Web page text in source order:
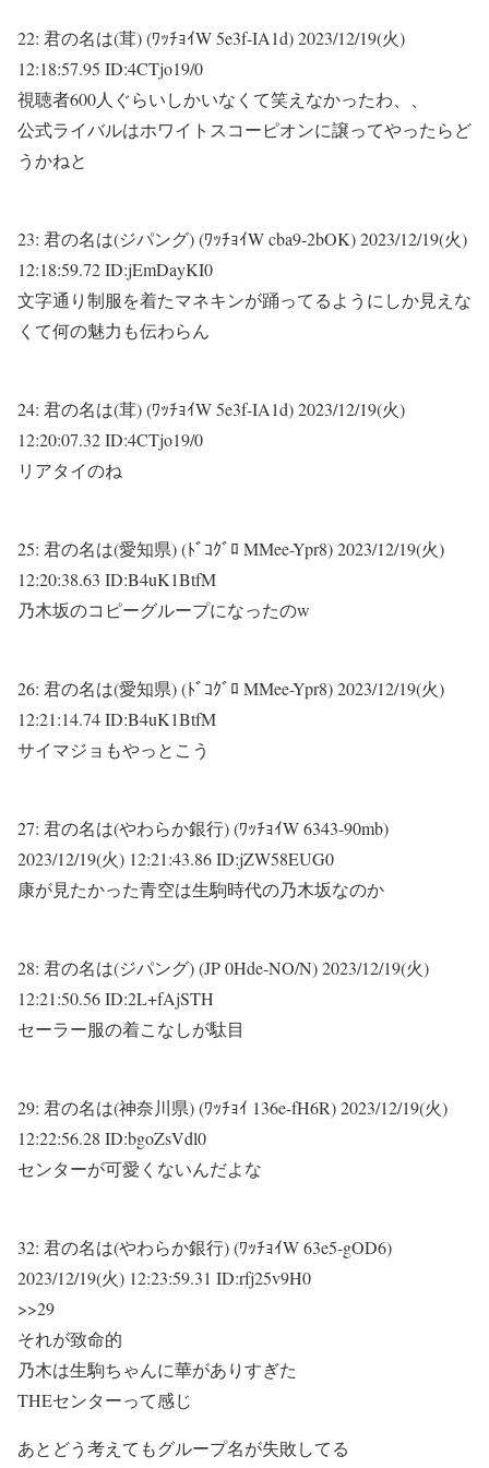
22: 君の名は(茸) (ﾜｯﾁｮｲW 5e3f-IA1d)2023/12/19(火)
12:18:57.95 ID:4CTjo19/0
視聴者600人ぐらいしかいなくて笑えなかったわ、、
公式ライバルはホワイトスコーピオンに譲ってやったらど
うかねと
23: 君の名は(ジパング) (ﾜｯﾁｮｲW cba9-2bOK)2023/12/19(火)
12:18:59.72 ID:jEmDayKI0
文字通り制服を着たマネキンが踊ってるようにしか見えな
くて何の魅力も伝わらん
24: 君の名は(茸) (ﾜｯﾁｮｲW 5e3f-IA1d)2023/12/19(火)
12:20:07.32 ID:4CTjo19/0
リアタイのね
25: 君の名は(愛知県) (ﾄﾞｺｸﾞﾛ MMee-Ypr8)2023/12/19(火)
12:20:38.63 ID:B4uK1BtfM
乃木坂のコピーグループになったのw
26: 君の名は(愛知県) (ﾄﾞｺｸﾞﾛ MMee-Ypr8)2023/12/19(火)
12:21:14.74 ID:B4uK1BtfM
サイマジョもやっとこう
27: 君の名は(やわらか銀行) (ﾜｯﾁｮｲW 6343-90mb)
2023/12/19(火) 12:21:43.86 ID:jZW58EUG0
康が見たかった青空は生駒時代の乃木坂なのか
28: 君の名は(ジパング) (JP 0Hde-NO/N)2023/12/19(火)
12:21:50.56 ID:2L+fAjSTH
セーラー服の着こなしが駄目
29: 君の名は(神奈川県) (ﾜｯﾁｮｲ 136e-fH6R)2023/12/19(火)
12:22:56.28 ID:bgoZsVdl0
センターが可愛くないんだよな
32: 君の名は(やわらか銀行) (ﾜｯﾁｮｲW 63e5-gOD6)
2023/12/19(火) 12:23:59.31 ID:rfj25v9H0
>>29
それが致命的
乃木は生駒ちゃんに華がありすぎた
THEセンターって感じ
あとどう考えてもグループ名が失敗してる